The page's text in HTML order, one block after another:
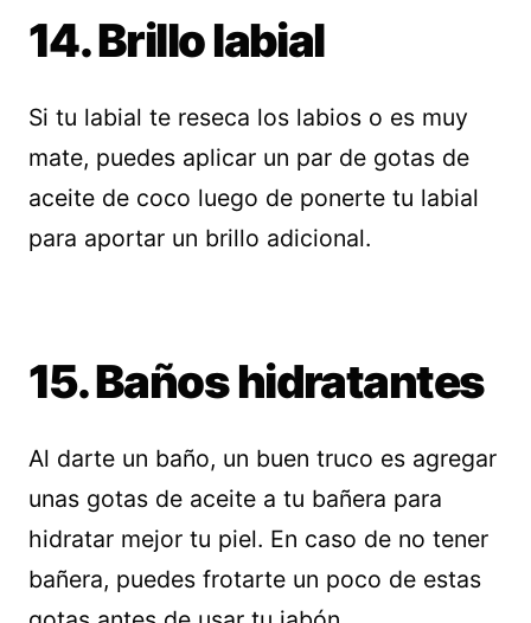
14. Brillo labial
Si tu labial te reseca los labios o es muy
mate, puedes aplicar un par de gotas de
aceite de coco luego de ponerte tu labial
para aportar un brillo adicional.
15. Baños hidratantes
Al darte un baño, un buen truco es agregar
unas gotas de aceite a tu bañera para
hidratar mejor tu piel. En caso de no tener
bañera, puedes frotarte un poco de estas